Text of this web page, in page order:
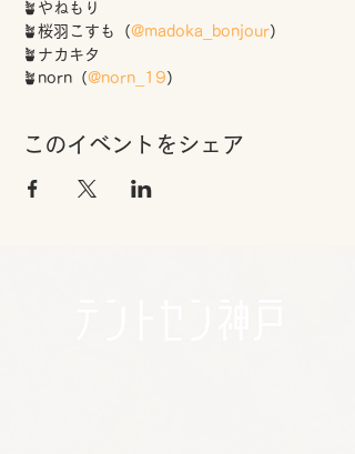
🪴やねもり
🪴桜羽こすも（@madoka_bonjour）
🪴ナカキタ
🪴norn（@norn_19）
このイベントをシェア